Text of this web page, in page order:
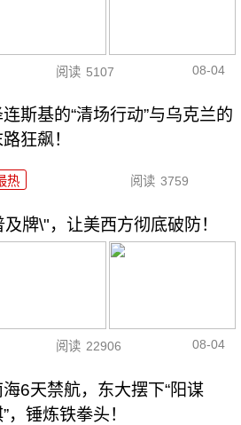
阅读 5107 08-04
连斯基的“清场行动”与乌克兰的
狂飙！
热 阅读 3759
牌\"，让美西方彻底破防！
阅读 22906 08-04
海6天禁航，东大摆下“阳谋
，锤炼铁拳头！